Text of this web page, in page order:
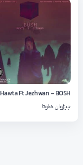
Hawta Ft Jezhwan - BOSH
جیژوانهاوتا